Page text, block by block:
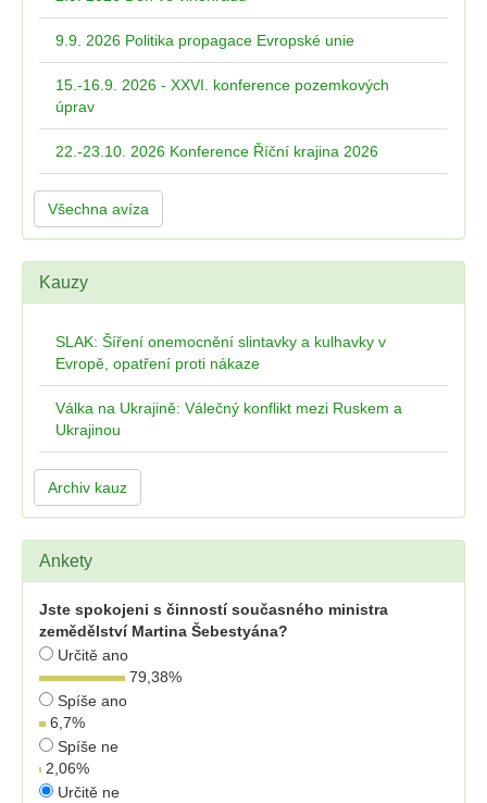
9.9. 2026 Politika propagace Evropské unie
15.-16.9. 2026 - XXVI. konference pozemkových
úprav
22.-23.10. 2026 Konference Říční krajina 2026
Všechna avíza
Kauzy
SLAK: Šíření onemocnění slintavky a kulhavky v
Evropě, opatření proti nákaze
Válka na Ukrajině: Válečný konflikt mezi Ruskem a
Ukrajinou
Archiv kauz
Ankety
Jste spokojeni s činností současného ministra
zemědělství Martina Šebestyána?
Určitě ano
79,38%
Spíše ano
6,7%
Spíše ne
2,06%
Určitě ne